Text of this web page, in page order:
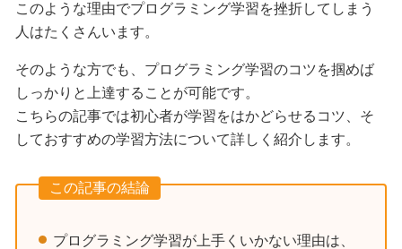
このような理由でプログラミング学習を挫折してしまう
人はたくさんいます。
そのような方でも、プログラミング学習のコツを掴めば
しっかりと上達することが可能です。
こちらの記事では初心者が学習をはかどらせるコツ、そ
しておすすめの学習方法について詳しく紹介します。
この記事の結論
プログラミング学習が上手くいかない理由は、